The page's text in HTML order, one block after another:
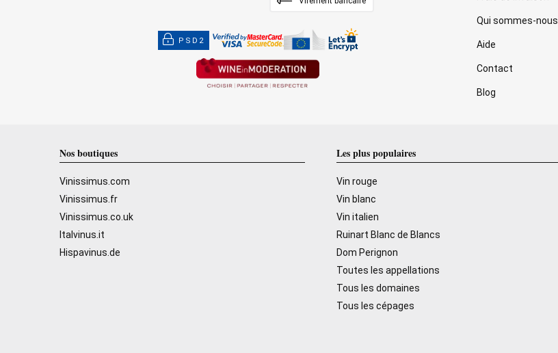
PSD2
Qui sommes-nous
Aide
Contact
Blog
Nos boutiques
Vinissimus.com
Vinissimus.fr
Vinissimus.co.uk
Italvinus.it
Hispavinus.de
Les plus populaires
Vin rouge
Vin blanc
Vin italien
Ruinart Blanc de Blancs
Dom Perignon
Toutes les appellations
Tous les domaines
Tous les cépages